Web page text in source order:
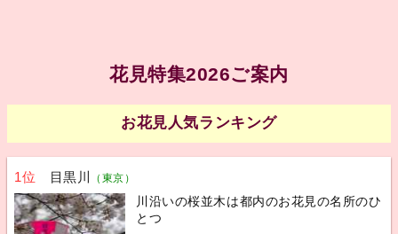
花見特集2026ご案内
お花見人気ランキング
1位 目黒川 （東京）
川沿いの桜並木は都内のお花見の名所のひ
とつ